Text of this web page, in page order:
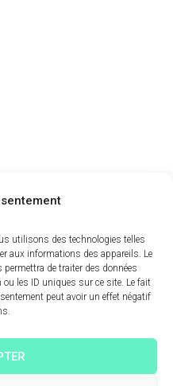
utilisons des technologies telles
aux informations des appareils. Le
de traiter des données
les ID uniques sur ce site. Le fait
peut avoir un effet négatif
CONTACT
NUMÉROTÉS ET SIGNÉS